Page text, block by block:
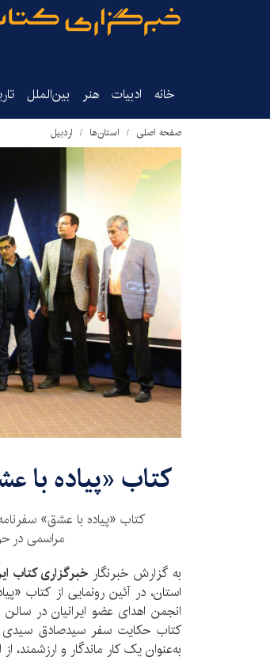
خانه ادبیات هنر بین‌الملل
صفحه اصلی استان‌ها اردبیل
کتاب «پیاده با
کتاب «پیاده با عشق»
مراسمی در
به گزارش خبرنگار خبرگزاری کتاب
استان، در آئین رونمایی از کتاب
انجمن اهدای عضو ایرانیان در
کتاب حکایت سفر سیدصادق سیدی
به‌عنوان یک کار ماندگار و ارزشمند، از